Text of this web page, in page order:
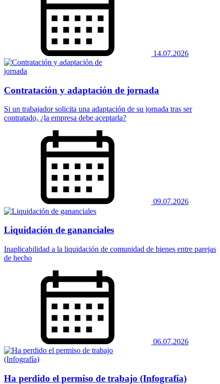
14.07.2026
Contratación y adaptación de jornada
Si un trabajador solicita una adaptación de su jornada tras ser
contratado, ¿la empresa debe aceptarla?
09.07.2026
Liquidación de gananciales
Inaplicabilidad a la liquidación de comunidad de bienes entre parejas
de hecho
06.07.2026
Ha perdido el permiso de trabajo (Infografía)